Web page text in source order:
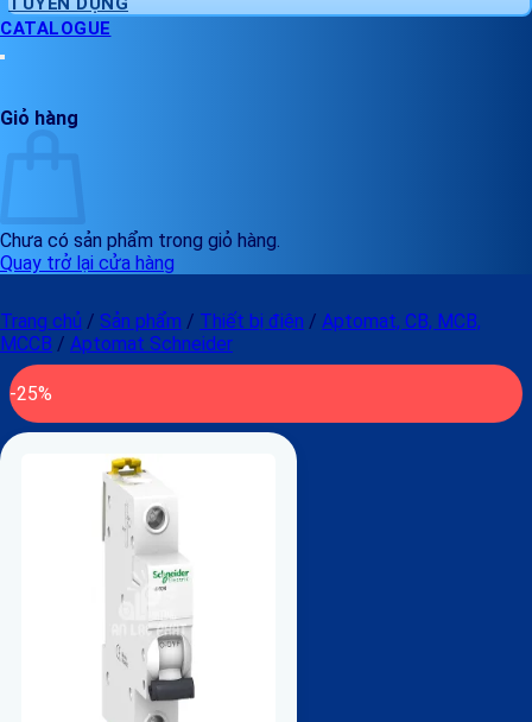
CATALOGUE
Giỏ hàng
Chưa có sản phẩm trong giỏ hàng.
Quay trở lại cửa hàng
Trang chủ / Sản phẩm / Thiết bị điện / Aptomat, CB, MCB,
MCCB / Aptomat Schneider
-25%